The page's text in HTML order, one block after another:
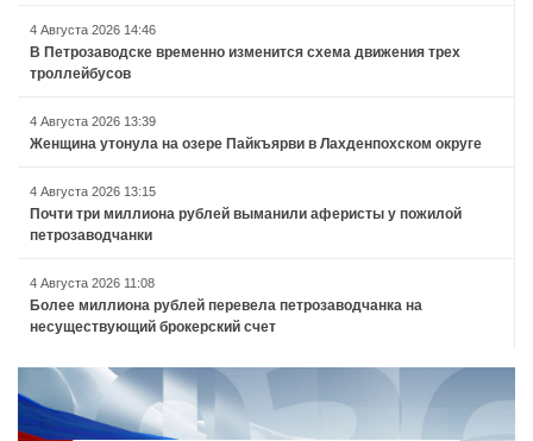
4 Августа 2026 14:46
В Петрозаводске временно изменится схема движения трех
троллейбусов
4 Августа 2026 13:39
Женщина утонула на озере Пайкъярви в Лахденпохском округе
4 Августа 2026 13:15
Почти три миллиона рублей выманили аферисты у пожилой
петрозаводчанки
4 Августа 2026 11:08
Более миллиона рублей перевела петрозаводчанка на
несуществующий брокерский счет